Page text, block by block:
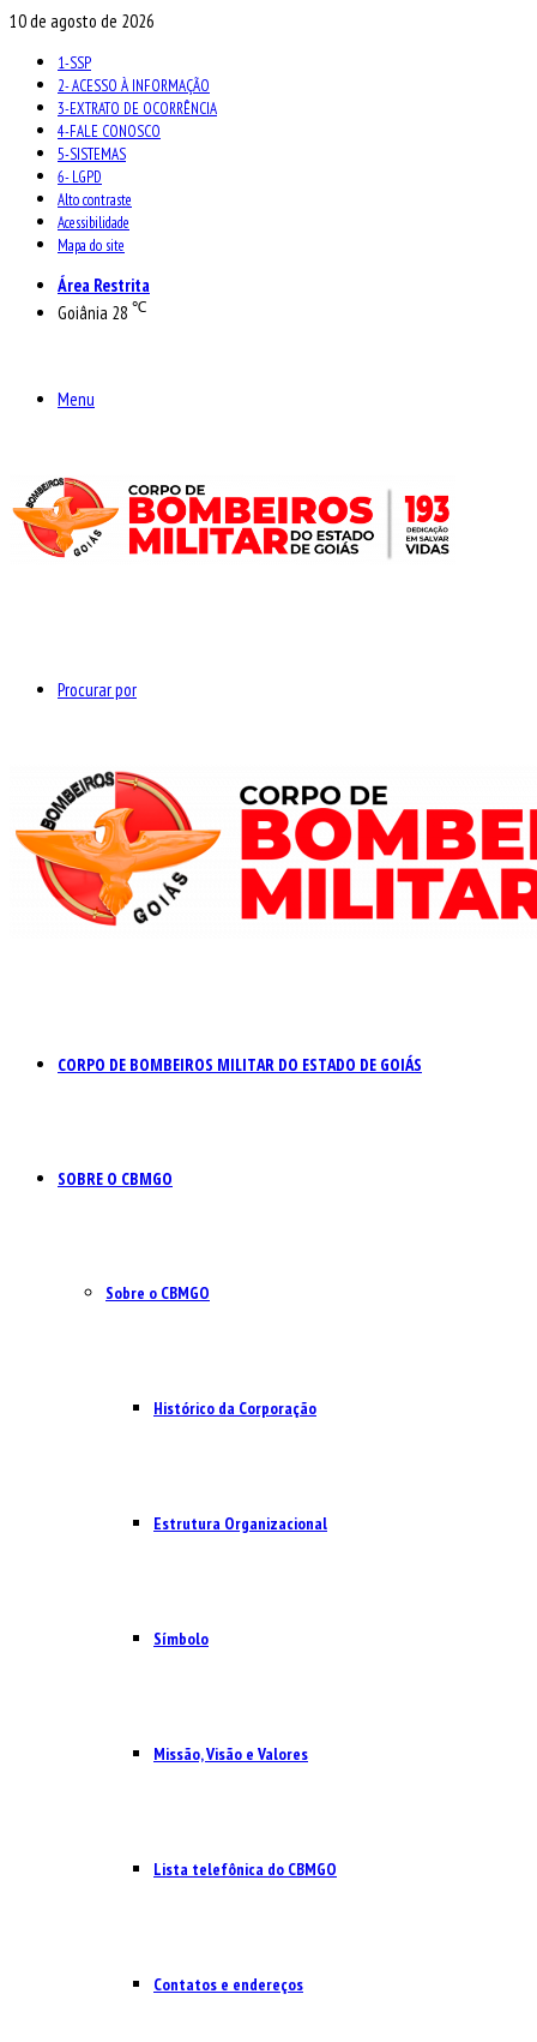
10 de agosto de 2026
1-SSP
2- ACESSO À INFORMAÇÃO
3-EXTRATO DE OCORRÊNCIA
4-FALE CONOSCO
5-SISTEMAS
6- LGPD
Alto contraste
Acessibilidade
Mapa do site
Área Restrita
Goiânia 28 ℃
Menu
Procurar por
CORPO DE BOMBEIROS MILITAR DO ESTADO DE GOIÁS
SOBRE O CBMGO
Sobre o CBMGO
Histórico da Corporação
Estrutura Organizacional
Símbolo
Missão, Visão e Valores
Lista telefônica do CBMGO
Contatos e endereços